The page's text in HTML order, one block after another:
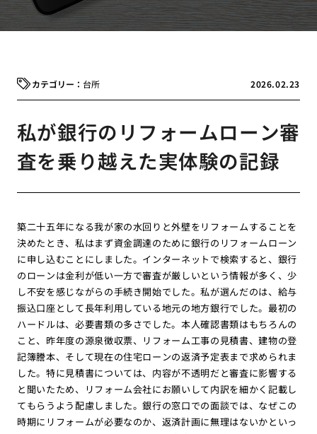
2026.02.23
台所
私が銀行のリフォームローン審
査を乗り越えた実体験の記録
築二十五年になる我が家の水回りと外壁をリフォームすることを
決めたとき、私はまず資金調達のために銀行のリフォームローン
に申し込むことにしました。インターネットで検索すると、銀行
のローンは金利が低い一方で審査が厳しいという情報が多く、少
し不安を感じながらの手続き開始でした。私が選んだのは、給与
振込口座として長年利用している地元の地方銀行でした。最初の
ハードルは、必要書類の多さでした。本人確認書類はもちろんの
こと、昨年度の源泉徴収票、リフォーム工事の見積書、建物の登
記簿謄本、そして現在の住宅ローンの返済予定表まで求められま
した。特に見積書については、内容が不透明だと審査に影響する
と聞いたため、リフォーム会社にお願いして内訳を細かく記載し
てもらうよう配慮しました。銀行の窓口での面談では、なぜこの
時期にリフォームが必要なのか、返済計画に無理はないかといっ